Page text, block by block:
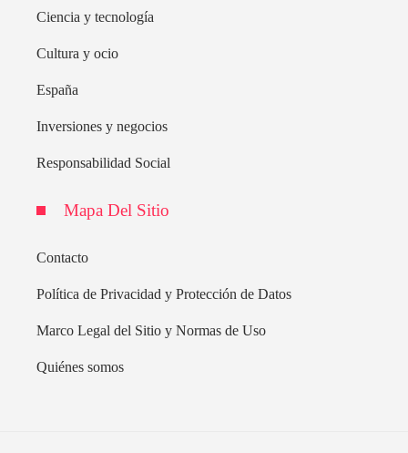
Ciencia y tecnología
Cultura y ocio
España
Inversiones y negocios
Responsabilidad Social
Mapa Del Sitio
Contacto
Política de Privacidad y Protección de Datos
Marco Legal del Sitio y Normas de Uso
Quiénes somos